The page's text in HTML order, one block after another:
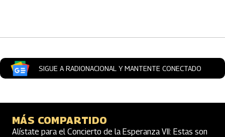
SIGUE A RADIONACIONAL Y MANTENTE CONECTADO
MÁS COMPARTIDO
Alístate para el Concierto de la Esperanza VII: Estas son